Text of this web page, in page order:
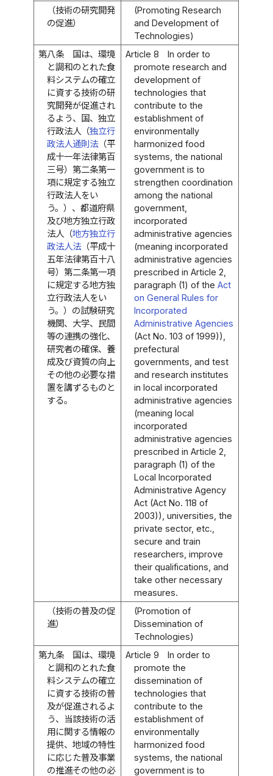
（技術の研究開発
の促進）
(Promoting Research
and Development of
Technologies)
第八条
国は、環境
と調和のとれた食
料システムの確立
に資する技術の研
究開発が促進され
るよう、国、独立
行政法人（独立行
政法人通則法（平
成十一年法律第百
三号）第二条第一
項に規定する独立
行政法人をい
う。）、都道府県
及び地方独立行政
法人（地方独立行
政法人法（平成十
五年法律第百十八
号）第二条第一項
に規定する地方独
立行政法人をい
う。）の試験研究
機関、大学、民間
等の連携の強化、
研究者の確保、養
成及び資質の向上
その他の必要な措
置を講ずるものと
する。
Article 8
In order to
promote research and
development of
technologies that
contribute to the
establishment of
environmentally
harmonized food
systems, the national
government is to
strengthen coordination
among the national
government,
incorporated
administrative agencies
(meaning incorporated
administrative agencies
prescribed in Article 2,
paragraph (1) of theAct
on General Rules for
Incorporated
Administrative Agencies
(Act No. 103 of 1999)),
prefectural
governments, and test
and research institutes
in local incorporated
administrative agencies
(meaning local
incorporated
administrative agencies
prescribed in Article 2,
paragraph (1) of the
Local Incorporated
Administrative Agency
Act (Act No. 118 of
2003)), universities, the
private sector, etc.,
secure and train
researchers, improve
their qualifications, and
take other necessary
measures.
（技術の普及の促
進）
(Promotion of
Dissemination of
Technologies)
第九条
国は、環境
と調和のとれた食
料システムの確立
に資する技術の普
及が促進されるよ
う、当該技術の活
用に関する情報の
提供、地域の特性
に応じた普及事業
の推進その他の必
Article 9
In order to
promote the
dissemination of
technologies that
contribute to the
establishment of
environmentally
harmonized food
systems, the national
government is to